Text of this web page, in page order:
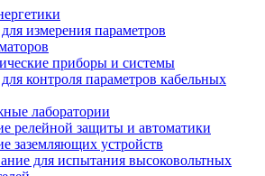
измерения параметров
приборы и системы
контроля параметров кабельных
лаборатории
релейной защиты и автоматики
заземляющих устройств
для испытания высоковольтных